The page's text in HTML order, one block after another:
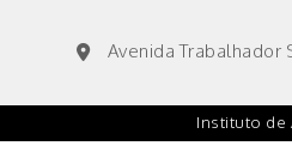
Avenida Trabalhador
Instituto de